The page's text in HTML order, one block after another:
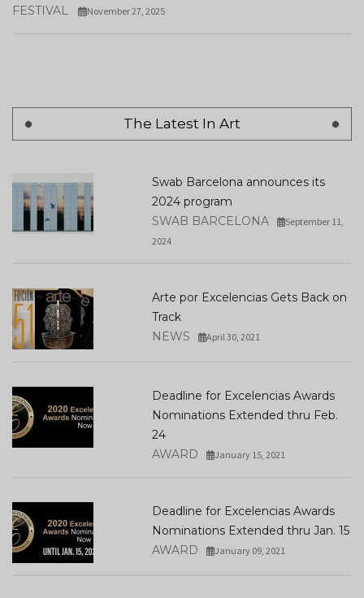
FESTIVAL
November 27, 2025
The Latest In Art
Swab Barcelona announces its
2024 program
SWAB BARCELONA
September 11,
2024
Arte por Excelencias Gets Back on
Track
NEWS
April 30, 2021
Deadline for Excelencias Awards
Nominations Extended thru Feb.
24
AWARD
January 15, 2021
Deadline for Excelencias Awards
Nominations Extended thru Jan. 15
AWARD
January 09, 2021